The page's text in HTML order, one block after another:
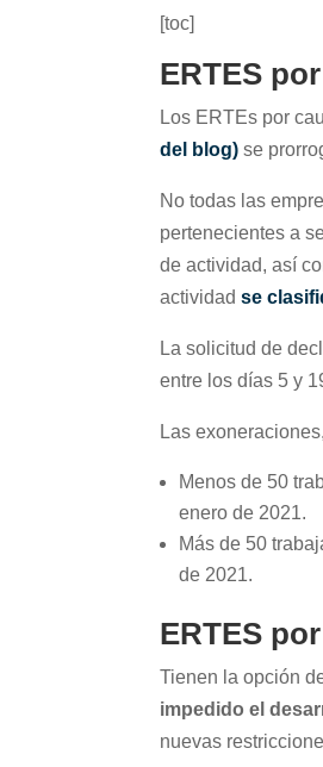
[toc]
ERTES
Los ERTEs por
del blog) se
No todas las
pertenecientes a
de actividad, así
actividadse
La solicitud de
entre los días 5 y
Las
Menos de 50
enero de 2021.
Más de 50
de 2021.
ERTES
Tienen la opción
impedido el
nuevas